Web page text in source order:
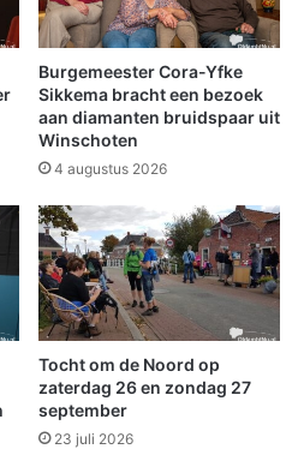
Burgemeester Cora-Yfke
Sikkema bracht een bezoek
aan diamanten bruidspaar uit
Winschoten
4 augustus 2026
Tocht om de Noord op
zaterdag 26 en zondag 27
september
23 juli 2026